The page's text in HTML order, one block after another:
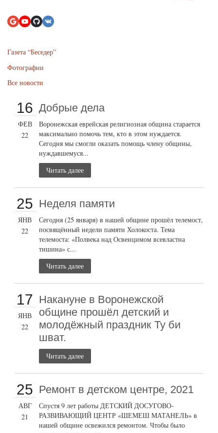
Газета “Беседер”
Фотографии
Все новости
16
ФЕВ
22
Добрые дела
Воронежская еврейская религиозная община старается
максимально помочь тем, кто в этом нуждается.
Сегодня мы смогли оказать помощь члену общины,
нуждавшемуся...
Читать далее
25
ЯНВ
22
Неделя памяти
Сегодня (25 января) в нашей общине прошёл телемост,
посвящённый недели памяти Холокоста. Тема
телемоста: «Полвека над Освенцимом всевластна
тишина» с...
Читать далее
17
ЯНВ
22
Накануне в Воронежской
общине прошёл детский и
молодёжный праздник Ту би
шват.
Читать далее
25
АВГ
21
Ремонт в детском центре, 2021
Спустя 9 лет работы ДЕТСКИЙ ДОСУГОВО-
РАЗВИВАЮЩИЙ ЦЕНТР «ШЕМЕШ МАТАНЕЛЬ» в
нашей общине освежился ремонтом. Чтобы было